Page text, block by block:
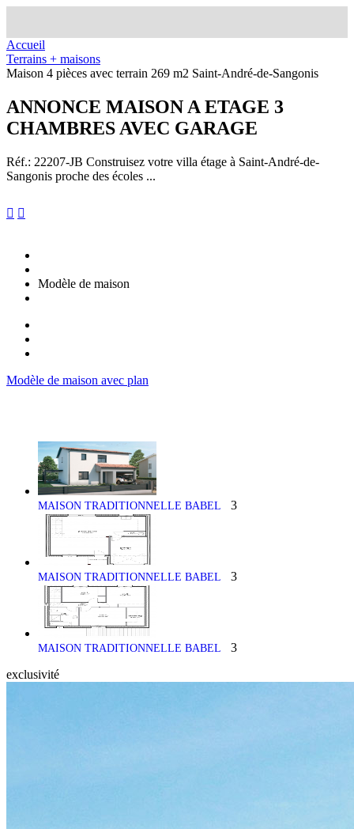
Accueil
Terrains + maisons
Maison 4 pièces avec terrain 269 m2 Saint-André-de-Sangonis
ANNONCE MAISON A ETAGE 3
CHAMBRES AVEC GARAGE
Réf.: 22207-JB Construisez votre villa étage à Saint-André-de-
Sangonis proche des écoles ...
 
Modèle de maison
Modèle de maison avec plan
MAISON TRADITIONNELLE BABEL 3
MAISON TRADITIONNELLE BABEL 3
MAISON TRADITIONNELLE BABEL
3
exclusivité